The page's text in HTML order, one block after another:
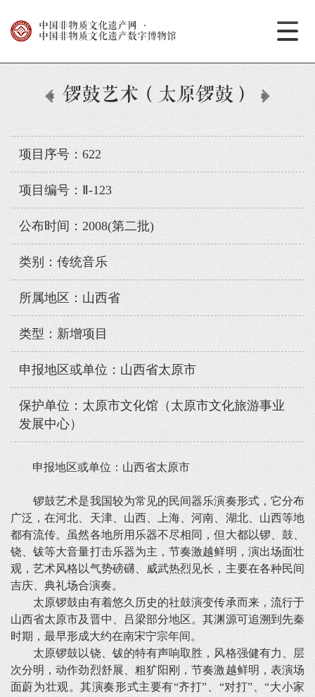
中国非物质文化遗产网
·
中国非物质文化遗产数字博物馆
锣鼓艺术（太原锣鼓）
项目序号：622
项目编号：Ⅱ-123
公布时间：2008(第二批)
类别：传统音乐
所属地区：山西省
类型：新增项目
申报地区或单位：山西省太原市
保护单位：太原市文化馆（太原市文化旅游事业
发展中心）
申报地区或单位：山西省太原市
锣鼓艺术是我国较为常见的民间器乐演奏形式，它分布
广泛，在河北、天津、山西、上海、河南、湖北、山西等地
都有流传。虽然各地所用乐器不尽相同，但大都以锣、鼓、
铙、钹等大音量打击乐器为主，节奏激越鲜明，演出场面壮
观，艺术风格以气势磅礴、威武热烈见长，主要在各种民间
吉庆、典礼场合演奏。
太原锣鼓由有着悠久历史的社鼓演变传承而来，流行于
山西省太原市及晋中、吕梁部分地区。其渊源可追溯到先秦
时期，最早形成大约在南宋宁宗年间。
太原锣鼓以铙、钹的特有声响取胜，风格强健有力、层
次分明，动作劲烈舒展、粗犷阳刚，节奏激越鲜明，表演场
面蔚为壮观。其演奏形式主要有“齐打”、“对打”、“大小家